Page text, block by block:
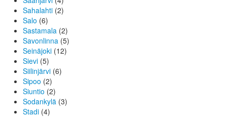
Sahalahti (2)
Salo (6)
Sastamala (2)
Savonlinna (5)
Seinäjoki (12)
Sievi (5)
Siilinjärvi (6)
Sipoo (2)
Siuntio (2)
Sodankylä (3)
Stadi (4)